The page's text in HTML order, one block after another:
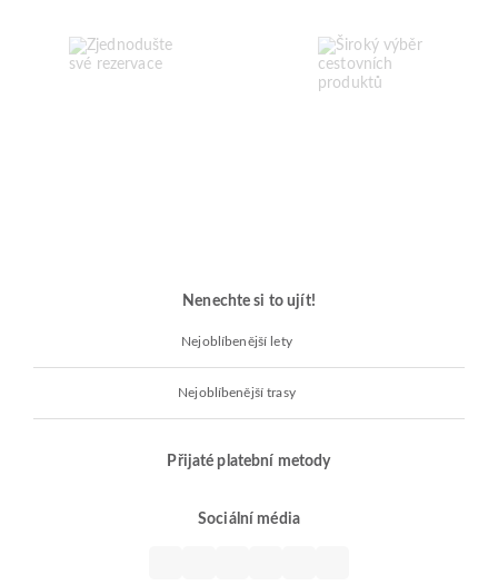
Nenechte si to ujít!
Nejoblíbenější lety
Nejoblíbenější trasy
Přijaté platební metody
Sociální média